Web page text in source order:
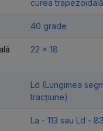
curea
40 grade
22 x 18
Ld (Lungimea
tracțiune)
La - 113 sau Ld - 83